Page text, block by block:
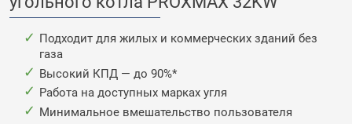
Подходит для жилых и коммерческих зданий без
газа
Высокий КПД — до 90%*
Работа на доступных марках угля
Минимальное вмешательство пользователя